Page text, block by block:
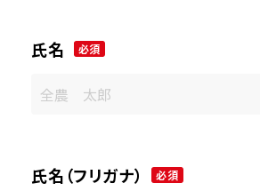
氏名 必須
氏名（フリガナ） 必須